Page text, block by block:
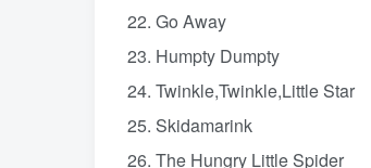
22. Go Away
23. Humpty Dumpty
24. Twinkle,Twinkle,Little Star
25. Skidamarink
26. The Hungry Little Spider